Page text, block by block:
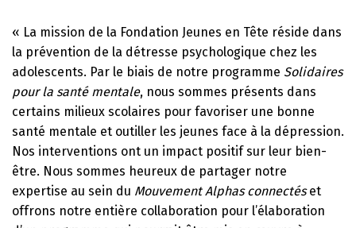
« La mission de la Fondation Jeunes en Tête réside dans
la prévention de la détresse psychologique chez les
adolescents. Par le biais de notre programme Solidaires
pour la santé mentale, nous sommes présents dans
certains milieux scolaires pour favoriser une bonne
santé mentale et outiller les jeunes face à la dépression.
Nos interventions ont un impact positif sur leur bien-
être. Nous sommes heureux de partager notre
expertise au sein du Mouvement Alphas connectéset
offrons notre entière collaboration pour l’élaboration